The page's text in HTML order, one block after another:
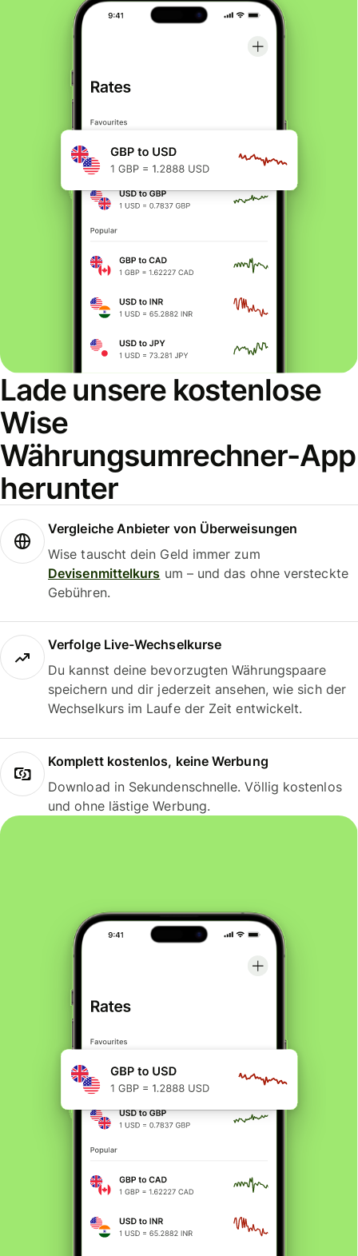
Lade unsere kostenlose
Wise
Währungsumrechner-App
herunter
Vergleiche Anbieter von Überweisungen
Wise tauscht dein Geld immer zum
Devisenmittelkurs um – und das ohne versteckte
Gebühren.
Verfolge Live-Wechselkurse
Du kannst deine bevorzugten Währungspaare
speichern und dir jederzeit ansehen, wie sich der
Wechselkurs im Laufe der Zeit entwickelt.
Komplett kostenlos, keine Werbung
Download in Sekundenschnelle. Völlig kostenlos
und ohne lästige Werbung.